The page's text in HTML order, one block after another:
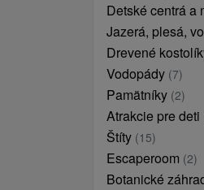
Detské centrá a
Jazerá, plesá,
Drevené
Vodopády (7)
Pamätníky (2)
Atrakcie pre deti
Štíty (15)
Escaperoom (2)
Botanické